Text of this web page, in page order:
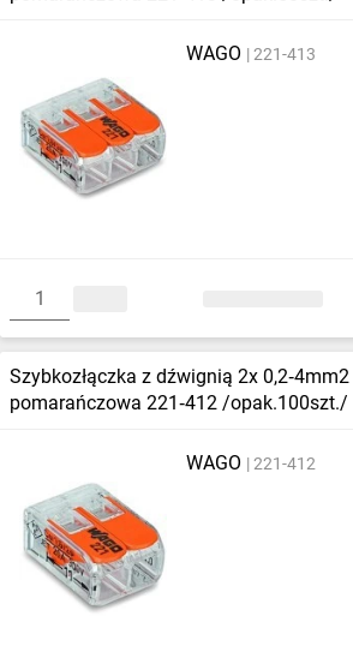
WAGO 221-413
Szybkozłączka z dźwignią 2x
pomarańczowa 221‑412 /opak.100szt./
WAGO 221-412